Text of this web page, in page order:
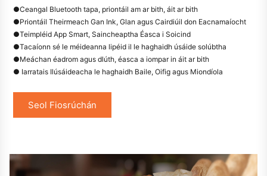
●Ceangal Bluetooth tapa, priontáil am ar bith, áit ar bith
●Priontáil Theirmeach Gan Ink, Glan agus Cairdiúil don Eacnamaíocht
●Teimpléid App Smart, Saincheaptha Éasca i Soicind
●Tacaíonn sé le méideanna lipéid il le haghaidh úsáide solúbtha
●Meáchan éadrom agus dlúth, éasca a iompar in áit ar bith
● Iarratais Ilúsáideacha le haghaidh Baile, Oifig agus Miondíola
Seol Fiosrúchán